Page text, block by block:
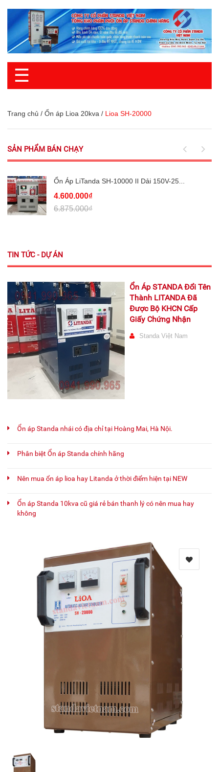
☰
Trang chủ / Ổn áp Lioa 20kva / Lioa SH-20000
SẢN PHẨM BÁN CHẠY
Ổn Áp LiTanda SH-10000 II Dải 150V-25...
4.600.000₫
6.875.000₫
TIN TỨC - DỰ ÁN
Ổn Áp STANDA Đổi Tên
Thành LITANDA Đã
Được Bộ KHCN Cấp
Giấy Chứng Nhận
Standa Việt Nam
Ổn áp Standa nhái có địa chỉ tại Hoàng Mai, Hà Nội.
Phân biệt Ổn áp Standa chính hãng
Nên mua ổn áp lioa hay Litanda ở thời điểm hiện tại NEW
Ổn áp Standa 10kva cũ giá rẻ bán thanh lý có nên mua hay
không